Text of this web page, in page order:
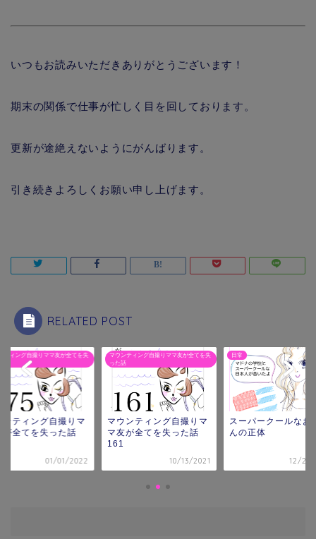
いつもお読みいただきありがとうございます！
期末の関係で仕事が忙しく目を回しております。
更新が途絶えないようにがんばります。
引き続きよろしくお願い申し上げます。
RELATED POST
ティング自撮りママ友が全てを失
ンティング自撮りマ
が全てを失った話
01/01/2022
マウンティング自撮りママ友が全てを失
った話
マウンティング自撮りマ
マ友が全てを失った話
161
10/13/2021
日常
スーパークールなお
んの正体
12/25/